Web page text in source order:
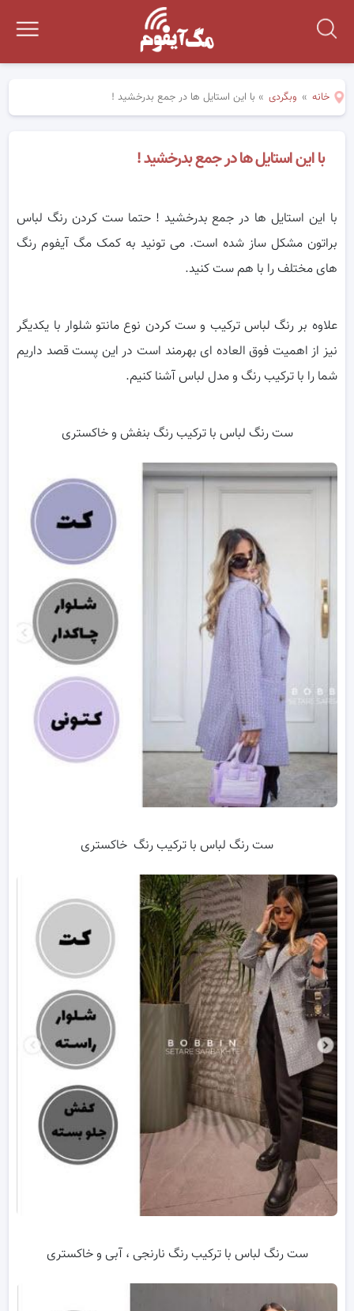
خانه » وبگردی » با این استایل ها در جمع بدرخشید !
با این استایل ها در جمع بدرخشید !
با این استایل ها در جمع بدرخشید ! حتما ست کردن رنگ لباس
براتون مشکل ساز شده است. می تونید به کمک مگ آیفوم رنگ
های مختلف را با هم ست کنید.
علاوه بر رنگ لباس ترکیب و ست کردن نوع مانتو شلوار با یکدیگر
نیز از اهمیت فوق العاده ای بهرمند است در این پست قصد داریم
شما را با ترکیب رنگ و مدل لباس آشنا کنیم.
ست رنگ لباس با ترکیب رنگ بنفش و خاکستری
ست رنگ لباس با ترکیب رنگ خاکستری
ست رنگ لباس با ترکیب رنگ نارنجی ، آبی و خاکستری